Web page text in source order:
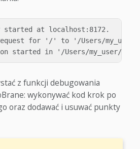
started at localhost:8172.
request for '/' to '/Users/
z funkcji debugowania
wykonywać kod krok po
oraz dodawać i usuwać punkty